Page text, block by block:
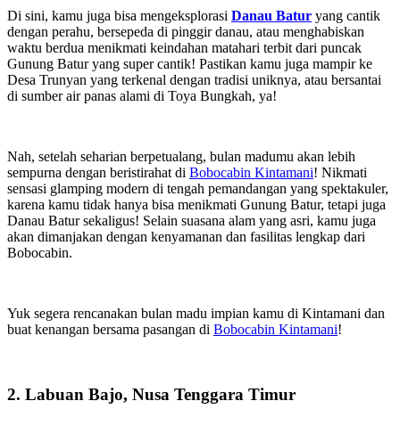
Di sini, kamu juga bisa mengeksplorasi Danau Batur yang cantik
dengan perahu, bersepeda di pinggir danau, atau menghabiskan
waktu berdua menikmati keindahan matahari terbit dari puncak
Gunung Batur yang super cantik! Pastikan kamu juga mampir ke
Desa Trunyan yang terkenal dengan tradisi uniknya, atau bersantai
di sumber air panas alami di Toya Bungkah, ya!
Nah, setelah seharian berpetualang, bulan madumu akan lebih
sempurna dengan beristirahat di Bobocabin Kintamani! Nikmati
sensasi glamping modern di tengah pemandangan yang spektakuler,
karena kamu tidak hanya bisa menikmati Gunung Batur, tetapi juga
Danau Batur sekaligus! Selain suasana alam yang asri, kamu juga
akan dimanjakan dengan kenyamanan dan fasilitas lengkap dari
Bobocabin.
Yuk segera rencanakan bulan madu impian kamu di Kintamani dan
buat kenangan bersama pasangan di Bobocabin Kintamani!
2. Labuan Bajo, Nusa Tenggara Timur